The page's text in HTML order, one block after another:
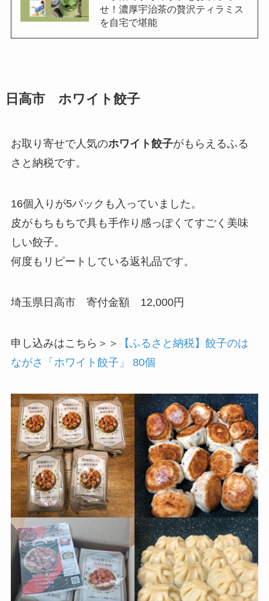
せ！濃厚宇治茶の贅沢ティラミス
を自宅で堪能
日高市 ホワイト餃子
お取り寄せで人気のホワイト餃子がもらえるふる
さと納税です。
16個入りが5パックも入っていました。
皮がもちもちで具も手作り感っぽくてすごく美味
しい餃子。
何度もリピートしている返礼品です。
埼玉県日高市 寄付金額 12,000円
申し込みはこちら＞＞
【ふるさと納税】餃子のは
ながさ「ホワイト餃子」 80個